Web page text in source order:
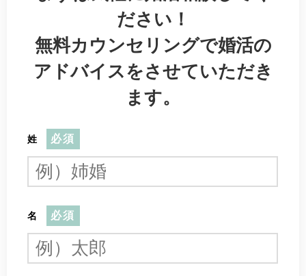
ださい！
無料カウンセリングで婚活の
アドバイスをさせていただき
ます。
姓 必須
名 必須